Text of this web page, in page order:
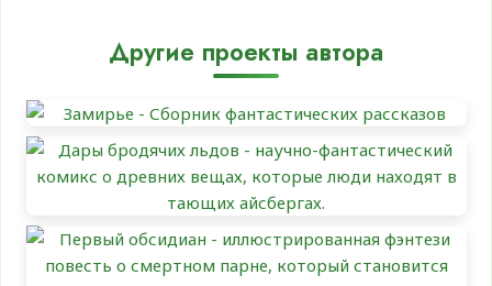
Другие проекты автора